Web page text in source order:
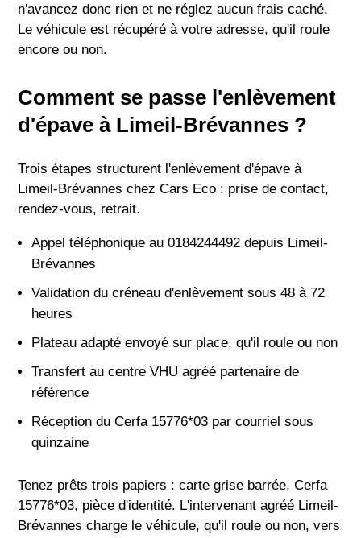
n'avancez donc rien et ne réglez aucun frais caché.
Le véhicule est récupéré à votre adresse, qu'il roule
encore ou non.
Comment se passe l'enlèvement
d'épave à Limeil-Brévannes ?
Trois étapes structurent l'enlèvement d'épave à
Limeil-Brévannes chez Cars Eco : prise de contact,
rendez-vous, retrait.
Appel téléphonique au 0184244492 depuis Limeil-
Brévannes
Validation du créneau d'enlèvement sous 48 à 72
heures
Plateau adapté envoyé sur place, qu'il roule ou non
Transfert au centre VHU agréé partenaire de
référence
Réception du Cerfa 15776*03 par courriel sous
quinzaine
Tenez prêts trois papiers : carte grise barrée, Cerfa
15776*03, pièce d'identité. L'intervenant agréé Limeil-
Brévannes charge le véhicule, qu'il roule ou non, vers